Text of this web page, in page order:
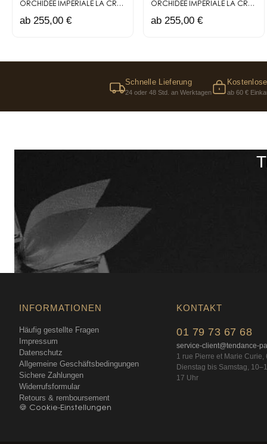
ORCHIDÉE IMPÉRIALE LA CRÈME RICHE DE LONGÉVITÉ
ab 255,00 €
ORCHIDÉE IMPÉRIALE LA CRÈME DE LONGÉVITÉ
ab 255,00 €
Schnelle Lieferung
24 oder 48 Std. an Werktagen ab 60 €
INFORMATIONEN
Häufig gestellte Fragen
Impressum
Datenschutz
Allgemeine Geschäftsbedingungen
Sichere Zahlungen
Widerrufsformular
Retours & remboursement
🍪 Cookie-Einstellungen
KONTAKT
01 79 73 67 68
service-client@tendance-
1 rue Pierre et Marie Curie,
Dienstag bis Samstag,
17 Uhr